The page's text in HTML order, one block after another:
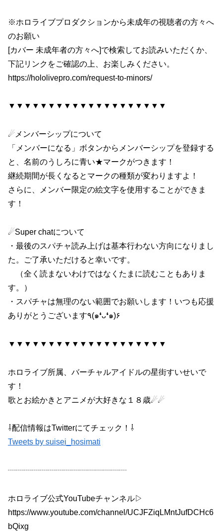
※ホロライブプロダクションから未成年の視聴者の方々へ
のお願い
[カバー 未成年者の方々へ]で検索してお読みいただくか、
下記リンクをご確認の上、お楽しみください。
https://hololivepro.com/request-to-minors/
▼▼▼▼▼▼▼▼▼▼▼▼▼▼▼▼▼▼▼▼
☄メンバーシップについて
「メンバーになる」ボタンからメンバーシップを登録する
と、名前のうしろに青い★マークがつきます！
継続期間が長くなるとマークの種類が変わりますよ！
さらに、メンバー限定の絵文字を使用することができま
す！
☄Super chatについて
・最後のスパチャ読み上げは基本行わない方向になりまし
た。ご了承いただけると幸いです。
（全く読まないわけではなくたまに読むこともありま
す。）
・スパチャは無理のない範囲でお願いします！いつも応援
ありがとうございます٩(๑❛ᴗ❛๑)۶
▼▼▼▼▼▼▼▼▼▼▼▼▼▼▼▼▼▼▼▼
ホロライブ所属、バーチャルアイドルの星街すいせいで
す！
歌とお絵かきとアニメが大好きな１８歳☄☄
⇩配信情報はTwitterにてチェック！⇩
Tweets by suisei_hosimati
┈┈┈┈┈┈┈┈┈┈┈┈┈┈┈
ホロライブ公式YouTubeチャンネル▷
https://www.youtube.com/channel/UCJFZiqLMntJufDCHc6
bQixg